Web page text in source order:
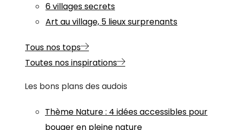
6 villages secrets
Art au village, 5 lieux surprenants
Tous nos tops
Toutes nos inspirations
Les bons plans des audois
Thème Nature: 4 idées accessibles pour
bouger en pleine nature